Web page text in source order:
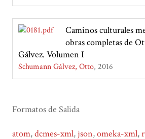
Caminos culturales
obras completas de
Gálvez. Volumen I
Schumann Gálvez, Otto 2016
Formatos de Salida
atom,dcmes-xml, json,omeka-xml,